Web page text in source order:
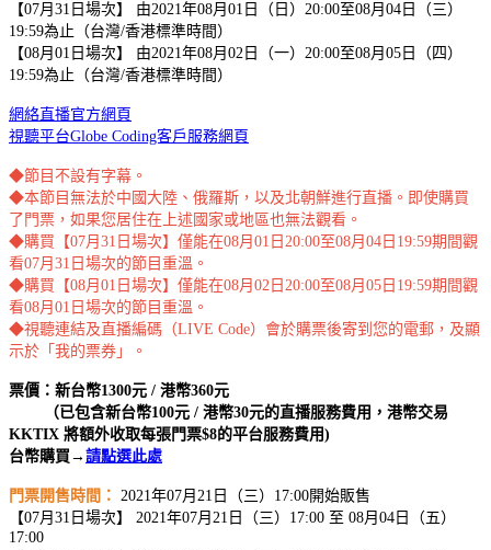
【07月31日場次】 由2021年08月01日（日）20:00至08月04日（三）
19:59為止（台灣/香港標準時間）
【08月01日場次】 由2021年08月02日（一）20:00至08月05日（四）
19:59為止（台灣/香港標準時間）
網絡直播官方網頁
視聽平台Globe Coding客戶服務網頁
◆節目不設有字幕。
◆本節目無法於中國大陸、俄羅斯，以及北朝鮮進行直播。即使購買
了門票，如果您居住在上述國家或地區也無法觀看。
◆購買【07月31日場次】僅能在08月01日20:00至08月04日19:59期間觀
看07月31日場次的節目重溫。
◆購買【08月01日場次】僅能在08月02日20:00至08月05日19:59期間觀
看08月01日場次的節目重溫。
◆視聽連結及直播編碼（LIVE Code）會於購票後寄到您的電郵，及顯
示於「我的票券」。
票價：新台幣1300元 / 港幣360元
（已包含新台幣100元 / 港幣30元的直播服務費用，港幣交易
KKTIX 將額外收取每張門票$8的平台服務費用)
台幣購買→ 請點選此處
門票開售時間： 2021年07月21日（三）17:00開始販售
【07月31日場次】 2021年07月21日（三）17:00 至 08月04日（五）
17:00